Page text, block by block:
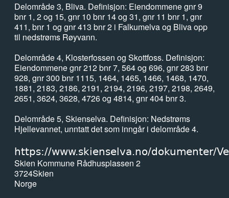
Delområde 3, Bliva. Definisjon: Eiendommene gnr 9
bnr 1, 2 og 15, gnr 10 bnr 14 og 31, gnr 11 bnr 1, gnr
411, bnr 1 og gnr 413 bnr 2 i Falkumelva og Bliva opp
til nedstrøms Røyvann.
Delområde 4, Klosterfossen og Skottfoss. Definisjon:
Eiendommene gnr 212 bnr 7, 564 og 696, gnr 283 bnr
928, gnr 300 bnr 1115, 1464, 1465, 1466, 1468, 1470,
1881, 2183, 2186, 2191, 2194, 2196, 2197, 2198, 2649,
2651, 3624, 3628, 4726 og 4814, gnr 404 bnr 3.
Delområde 5, Skienselva. Definisjon: Nedstrøms
Hjellevannet, unntatt det som inngår i delområde 4.
https://www.skienselva.no/dokumenter/
Skien Kommune Rådhusplassen 2
3724Skien
Norge